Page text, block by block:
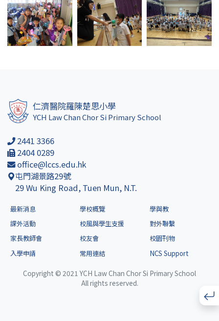
仁濟醫院羅陳楚思小學
YCH Law Chan Chor Si Primary School
2441 3366
2404 0289
office@lccs.edu.hk
屯門湖景路29號
29 Wu King Road, Tuen Mun, N.T.
最新消息 學校概覽
學與教
課外活動
校風與學生支援
對外聯繫
家長教師會
校友會
校園刊物
入學申請
常用連結 NCS Support
Copyright © 2021 YCH Law Chan Chor Si Primary School
All rights reserved.